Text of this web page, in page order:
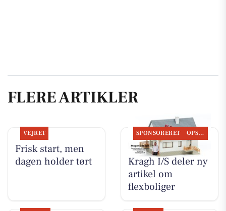
FLERE ARTIKLER
VEJRET
Frisk start, men
dagen holder tørt
SPONSORERET OPSLAGSTAVLEN
BoligOne Mogens
Kragh I/S deler ny
artikel om
flexboliger